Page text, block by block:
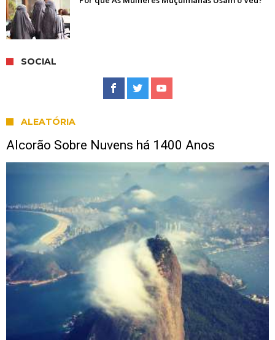
SOCIAL
ALEATÓRIA
Alcorão Sobre Nuvens há 1400 Anos